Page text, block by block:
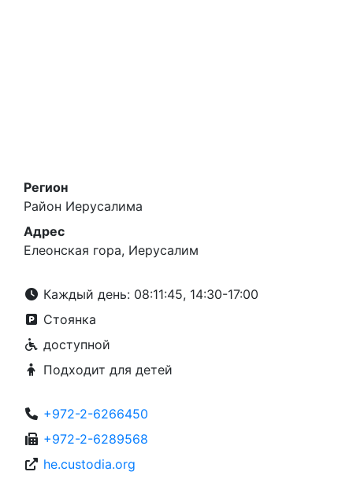
Регион
Район Иерусалима
Адрес
Елеонская гора, Иерусалим
Каждый день: 08:11:45, 14:30-17:00
Стоянка
доступной
Подходит для детей
+972-2-6266450
+972-2-6289568
he.custodia.org